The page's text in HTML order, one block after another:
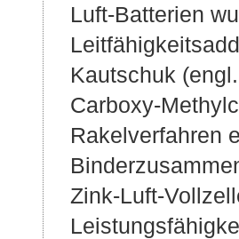
Luft-Batterien
Kautschuk
Carboxy-
Rakelverfahren
Zink-Luft-